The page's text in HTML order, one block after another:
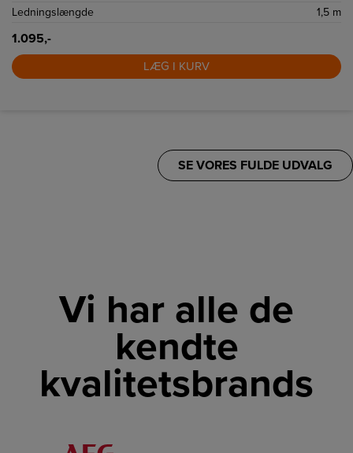
Ledningslængde
1,5 m
1.095,-
LÆG I KURV
SE VORES FULDE UDVALG
Vi har alle de
kendte
kvalitetsbrands